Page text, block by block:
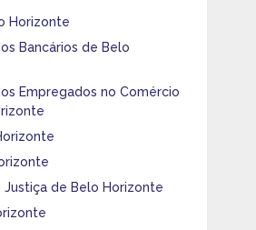
Horizonte
Bancários de Belo
Empregados no Comércio
Justiça de Belo Horizonte